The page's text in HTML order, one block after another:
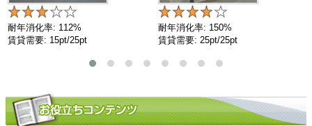
耐年消化率: 112%
賃貸需要: 15pt/25pt
耐年消化率: 150%
賃貸需要: 25pt/25pt